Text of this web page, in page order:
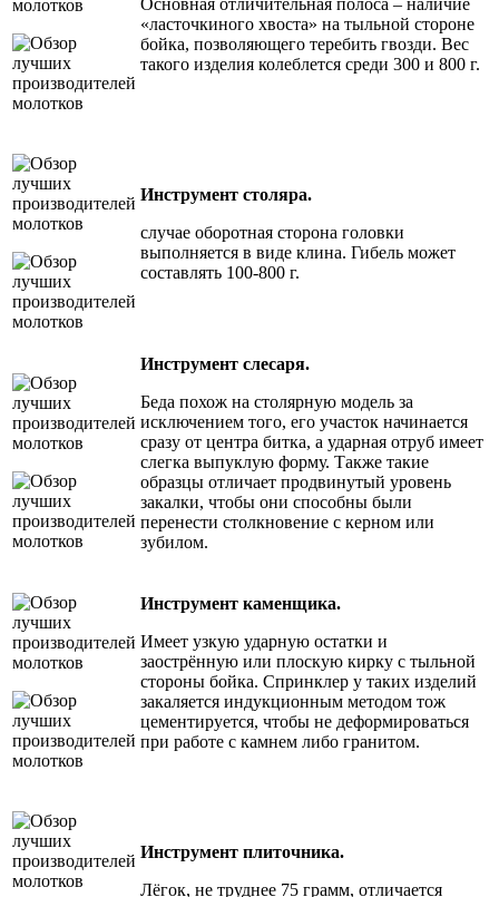
«ласточкиного хвоста» на тыльной стороне
бойка, позволяющего теребить гвозди. Вес
такого изделия колеблется среди 300 и 800 г.
Инструмент столяра.
случае оборотная сторона головки
выполняется в виде клина. Гибель может
составлять 100-800 г.
Инструмент слесаря.
Беда похож на столярную модель за
исключением того, его участок начинается
сразу от центра битка, а ударная отруб имеет
слегка выпуклую форму. Также такие
образцы отличает продвинутый уровень
закалки, чтобы они способны были
перенести столкновение с керном или
зубилом.
Инструмент каменщика.
Имеет узкую ударную остатки и
заострённую или плоскую кирку с тыльной
стороны бойка. Спринклер у таких изделий
закаляется индукционным методом тож
цементируется, чтобы не деформироваться
при работе с камнем либо гранитом.
Инструмент плиточника.
Лёгок, не труднее 75 грамм, отличается